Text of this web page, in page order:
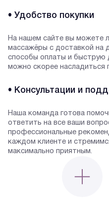
• Удобство покупки
На нашем сайте вы можете
массажёры с доставкой на
способы оплаты и быструю
можно скорее насладиться
• Консультации и
Наша команда готова
ответить на все ваши
профессиональные
каждом клиенте и
максимально приятным.